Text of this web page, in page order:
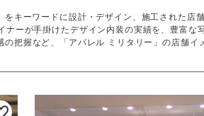
をキーワードに設計・デザイン、施工された店
ナーが手掛けたデザイン内装の実績を、豊富な
把握など、「アパレル ミリタリー」の店舗イ